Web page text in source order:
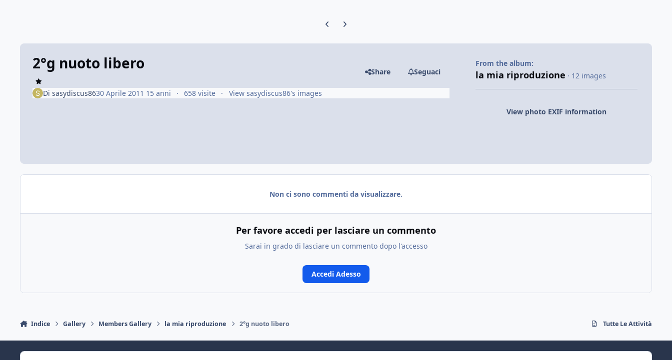
Previous carousel slide
Next carousel slide
2°g nuoto libero Share Seguaci
Di sasydiscus8630 Aprile 2011 15 anni 658 visite View sasydiscus86's images
From the album:
la mia riproduzione · 12 images
View photo EXIF information
Non ci sono commenti da visualizzare.
Per favore accedi per lasciare un commento
Sarai in grado di lasciare un commento dopo l'accesso
Accedi Adesso
Indice Gallery Members Gallery la mia riproduzione 2°g nuoto libero Tutte Le Attività